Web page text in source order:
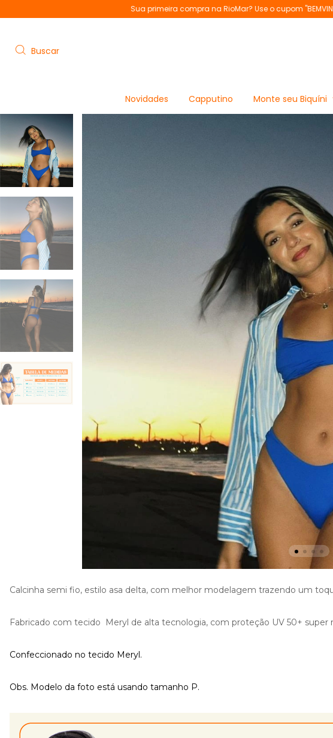
Sua primeira compra na RioMar? Use o cupom "BEMVINDA" e ganhe 5% OFF
Buscar
Novidades Capputino Monte seu Biquíni
Calcinha semi fio, estilo asa delta, com melhor modelagem trazendo um
Fabricado com tecido Meryl de alta tecnologia, com proteção UV 50+ super
Confeccionado no tecido Meryl.
Obs. Modelo da foto está usando tamanho P.